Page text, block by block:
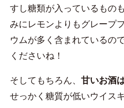
すし糖類が入っているもの
みにレモンよりもグレープ
ウムが多く含まれているの
くださいね！
そしてもちろん、 甘いお酒
せっかく糖質が低いウイス